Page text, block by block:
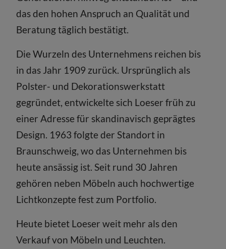
das den hohen Anspruch an Qualität und
Beratung täglich bestätigt.
Die Wurzeln des Unternehmens reichen bis
in das Jahr 1909 zurück. Ursprünglich als
Polster- und Dekorationswerkstatt
gegründet, entwickelte sich Loeser früh zu
einer Adresse für skandinavisch geprägtes
Design. 1963 folgte der Standort in
Braunschweig, wo das Unternehmen bis
heute ansässig ist. Seit rund 30 Jahren
gehören neben Möbeln auch hochwertige
Lichtkonzepte fest zum Portfolio.
Heute bietet Loeser weit mehr als den
Verkauf von Möbeln und Leuchten.